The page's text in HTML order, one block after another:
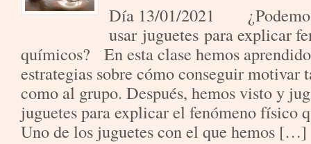
Día 13/01/2021
usar juguetes para explicar
químicos? En esta clase hemos
estrategias sobre cómo conseguir motivar
como al grupo. Después, hemos visto y
juguetes para explicar el fenómeno físico
Uno de los juguetes con el que hemos […]